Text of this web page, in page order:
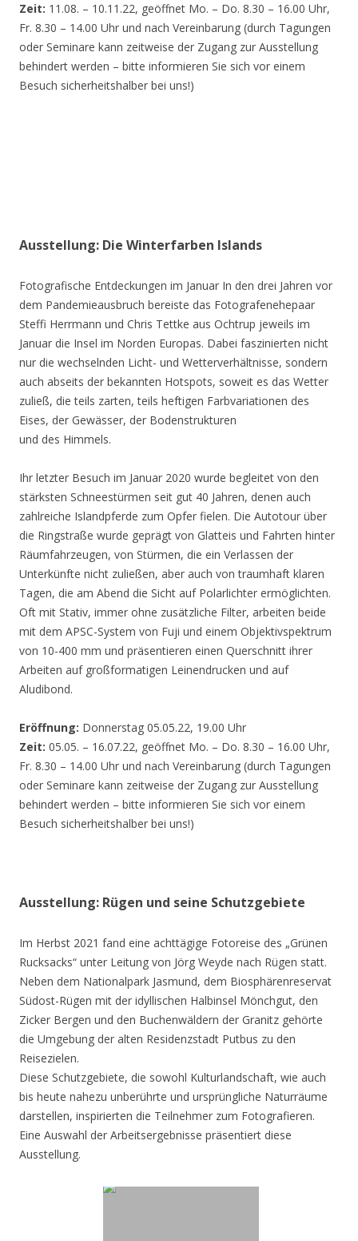
Zeit: 11.08. – 10.11.22, geöffnet Mo. – Do. 8.30 – 16.00 Uhr,
Fr. 8.30 – 14.00 Uhr und nach Vereinbarung (durch Tagungen
oder Seminare kann zeitweise der Zugang zur Ausstellung
behindert werden – bitte informieren Sie sich vor einem
Besuch sicherheitshalber bei uns!)
Ausstellung: Die Winterfarben Islands
Fotografische Entdeckungen im Januar In den drei Jahren vor
dem Pandemieausbruch bereiste das Fotografenehepaar
Steffi Herrmann und Chris Tettke aus Ochtrup jeweils im
Januar die Insel im Norden Europas. Dabei faszinierten nicht
nur die wechselnden Licht- und Wetterverhältnisse, sondern
auch abseits der bekannten Hotspots, soweit es das Wetter
zuließ, die teils zarten, teils heftigen Farbvariationen des
Eises, der Gewässer, der Bodenstrukturen
und des Himmels.
Ihr letzter Besuch im Januar 2020 wurde begleitet von den
stärksten Schneestürmen seit gut 40 Jahren, denen auch
zahlreiche Islandpferde zum Opfer fielen. Die Autotour über
die Ringstraße wurde geprägt von Glatteis und Fahrten hinter
Räumfahrzeugen, von Stürmen, die ein Verlassen der
Unterkünfte nicht zuließen, aber auch von traumhaft klaren
Tagen, die am Abend die Sicht auf Polarlichter ermöglichten.
Oft mit Stativ, immer ohne zusätzliche Filter, arbeiten beide
mit dem APSC-System von Fuji und einem Objektivspektrum
von 10-400 mm und präsentieren einen Querschnitt ihrer
Arbeiten auf großformatigen Leinendrucken und auf
Aludibond.
Eröffnung: Donnerstag 05.05.22, 19.00 Uhr
Zeit: 05.05. – 16.07.22, geöffnet Mo. – Do. 8.30 – 16.00 Uhr,
Fr. 8.30 – 14.00 Uhr und nach Vereinbarung (durch Tagungen
oder Seminare kann zeitweise der Zugang zur Ausstellung
behindert werden – bitte informieren Sie sich vor einem
Besuch sicherheitshalber bei uns!)
Ausstellung: Rügen und seine Schutzgebiete
Im Herbst 2021 fand eine achttägige Fotoreise des „Grünen
Rucksacks“ unter Leitung von Jörg Weyde nach Rügen statt.
Neben dem Nationalpark Jasmund, dem Biosphärenreservat
Südost-Rügen mit der idyllischen Halbinsel Mönchgut, den
Zicker Bergen und den Buchenwäldern der Granitz gehörte
die Umgebung der alten Residenzstadt Putbus zu den
Reisezielen.
Diese Schutzgebiete, die sowohl Kulturlandschaft, wie auch
bis heute nahezu unberührte und ursprüngliche Naturräume
darstellen, inspirierten die Teilnehmer zum Fotografieren.
Eine Auswahl der Arbeitsergebnisse präsentiert diese
Ausstellung.